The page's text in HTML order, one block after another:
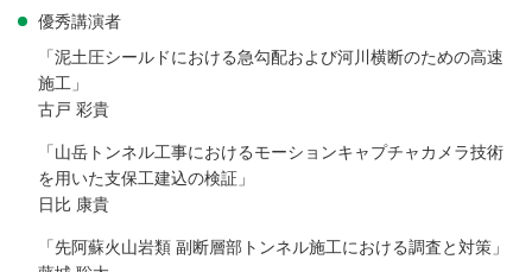
優秀講演者
「泥土圧シールドにおける急勾配および河川横断のための高速
施工」
古戸 彩貴
「山岳トンネル工事におけるモーションキャプチャカメラ技術
を用いた支保工建込の検証」
日比 康貴
「先阿蘇火山岩類 副断層部トンネル施工における調査と対策」